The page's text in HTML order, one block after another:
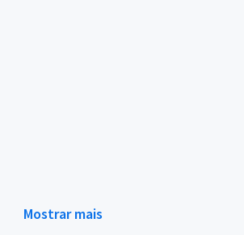
Mostrar mais